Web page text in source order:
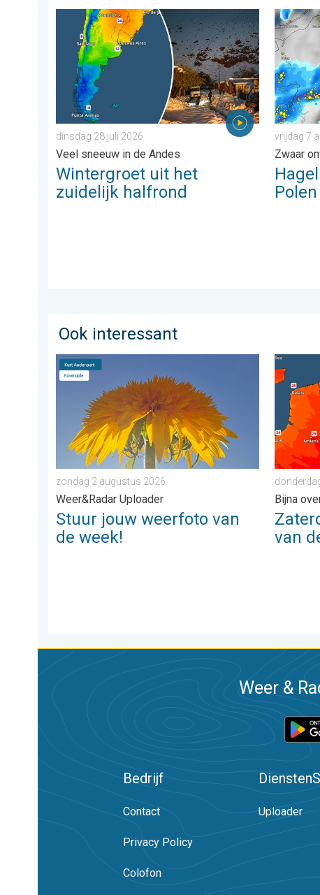
Wintergroet uit het zuidelijk halfrond. Veel sneeuw in
dinsdag 28 juli 2026
Veel sneeuw in de Andes
Wintergroet uit het
zuidelijk halfrond
Hagel
vrijdag 7
Zwaar
Polen
Ook interessant
Stuur jouw weerfoto van de week!. Weer&Radar
zondag 2 augustus 2026
Weer&Radar Uploader
Stuur jouw weerfoto van
de week!
Bijna
van
Weer &
Bedrijf
Contact
Privacy Policy
Colofon
Diensten
Uploader